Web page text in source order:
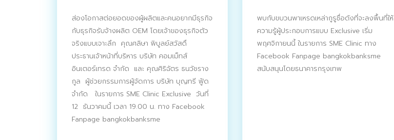
ส่องโอกาสต่อยอดของผู้ผลิตและคนอยากมีธุรกิจ
กับธุรกิจรับจ้างผลิต OEM โดยเจ้าของธุรกิจตัว
จริงแบบเจาะลึก คุณศลิษา พิบูลย์สวัสดิ์
ประธานเจ้าหน้าที่บริหาร บริษัท คอมเม็ทส์
อินเตอร์เทรด จำกัด และ คุณศิริฉัตร ธนวัชราง
กูล ผู้ช่วยกรรมการผู้จัดการ บริษัท บุญทรี ฟู้ด
จำกัด ในรายการ SME Clinic Exclusive วันที่
12 ธันวาคมนี้ เวลา 19.00 น. ทาง Facebook
Fanpage bangkokbanksme
พบกับขบวนพาเหรดเหล่ากูรูชื่อดังที่จะลงพื้นที่ให้
ความรู้ผู้ประกอบการแบบ Exclusive เริ่ม
พฤศจิกายนนี้ ในรายการ SME Clinic ทาง
Facebook Fanpage bangkokbanksme
สนับสนุนโดยธนาคารกรุงเทพ